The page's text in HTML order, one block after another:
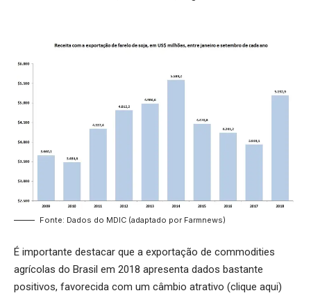
Fonte: Dados do MDIC (adaptado por Farmnews)
É importante destacar que a exportação de commodities
agrícolas do Brasil em 2018 apresenta dados bastante
positivos, favorecida com um câmbio atrativo (clique aqui)